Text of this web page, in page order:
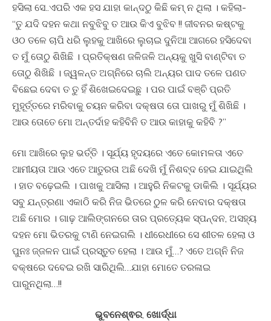
ହସିଲା ସେ..ଏପରି ଏକ ହସ ଯାହା କାନ୍ଦଠୁ କିଛି କମ୍ ନ ଥିଲା । କହିଲା-
“ତୁ ଯଦି ଦହନ କଥା ନବୁଝିବୁ ତ ଆଉ କିଏ ବୁଝିବ !! ଜୀବନର କଷ୍ଟକୁ
ଓଠ ତଳେ ଚାପି ଧରି ଲୁହକୁ ଆଖିରେ ଲୁଚାଇ ଦୁନିଆ ଆଗରେ ହସିଦେବା
ତ ମୁଁ ତୋଠୁ ଶିଖିଛି । ପ୍ରତିକ୍ଷଣ ଜଳିଜଳି ଅନ୍ୟକୁ ଖୁସି ବାଣ୍ଟିବା ତ
ତୋଠୁ ଶିଖିଛି । ଜ୍ୱଳନ୍ତ ଅଗ୍ନିରେ ଚାଲି ଅନ୍ୟର ପାଦ ତଳେ ପଣତ
ବିଛେଇ ଦେବା ତ ତୁ ହିଁ ଶିଖେଇଦେଇଛୁ । ପର ପାଇଁ ବଞ୍ଚି ପ୍ରତି
ମୁହୂର୍ତ୍ତରେ ମରିବାକୁ ଚୟନ କରିବା ଦକ୍ଷତା ତୋ ପାଖରୁ ମୁଁ ଶିଖିଛି ।
ଆଉ ତୋତେ ମୋ ଅନ୍ତର୍ଦାହ କହିବିନି ତ ଆଉ କାହାକୁ କହିବି ?”
ମୋ ଆଖିରେ ଲୁହ ଭର୍ତ୍ତି । ସୂର୍ଯ୍ୟ ହୃଦୟରେ ଏତେ କୋମଳତା ଏତେ
ଆମୀୟତା ଆଉ ଏତେ ଆତୁରତା ଅଛି ଦେଖି ମୁଁ ନିଶବ୍ଦ ହେଇ ଯାଇଥିଲି
। ହାତ ବଢ଼େଇଲି । ପାଖକୁ ଆସିଲା । ଆହୁରି ନିକଟକୁ ଡାକିଲି । ସୂର୍ଯ୍ୟର
ସବୁ ଯନ୍ତ୍ରଣା ଏକାଠି କରି ନିଜ ଭିତରେ ଠୁଳ କରି ନେବାର ଦକ୍ଷତା
ଅଛି ମୋର । ଗାଢ଼ ଆଲିଙ୍ଗନରେ ତାର ପ୍ରତ୍ୟେକ ସ୍ପନ୍ଦନ, ଅସହ୍ୟ
ଦହନ ମୋ ଭିତରକୁ ଟାଣି ନେଇଗଲି । ଧୀରେଧୀରେ ସେ ଶୀତଳ ହେଲା ଓ
ପୁନଃ ଜ୍ଜଳନ ପାଇଁ ପ୍ରସ୍ତୁତ ହେଲା । ଆଉ ମୁଁ…? ଏତେ ଅଗ୍ନି ନିଜ
ବକ୍ଷରେ ଦବେଇ ରଖି ସାରିଥିଲି…ଯାହା ମୋତେ ତରଳାଇ
ପାରୁନଥିଲା…!!
ଭୁବନେଶ୍ଵର, ଖୋର୍ଦ୍ଧା